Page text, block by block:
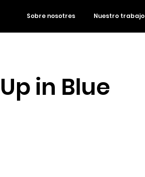
Sobre nosotres Nuestro trabajo
in Blue